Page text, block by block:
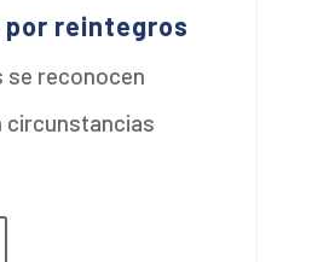
reintegros
se reconocen
circunstancias